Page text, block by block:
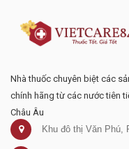
Nhà thuốc chuyên biệt các
chính hãng từ các nước tiên
Châu Âu
Khu đô thị Văn Phú,